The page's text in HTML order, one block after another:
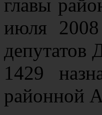
главы
июля
депутатов
1429
районной